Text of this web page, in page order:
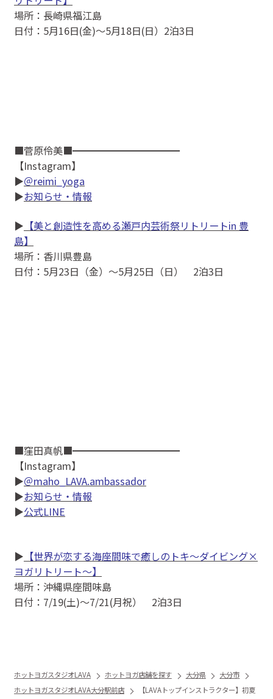
場所：長崎県福江島
日付：5月16日(金)〜5月18日(日）2泊3日
■菅原伶美■━━━━━━━━━━━
【Instagram】
▶＠reimi_yoga
▶お知らせ・情報
▶ 【美と創造性を高める瀬戸内芸術祭リトリートin 豊
島】
場所：香川県豊島
日付：5月23日（金）～5月25日（日） 2泊3日
■窪田真帆■━━━━━━━━━━━
【Instagram】
▶＠maho_LAVA.ambassador
▶お知らせ・情報
▶公式LINE
▶ 【世界が恋する海座間味で癒しのトキ～ダイビング×
ヨガリトリート～】
場所：沖縄県座間味島
日付：7/19(土)〜7/21(月祝） 2泊3日
ホットヨガスタジオLAVA ホットヨガ店舗を探す 大分県
大分市
ホットヨガスタジオLAVA大分駅前店
【LAVAトップインストラクター】初夏